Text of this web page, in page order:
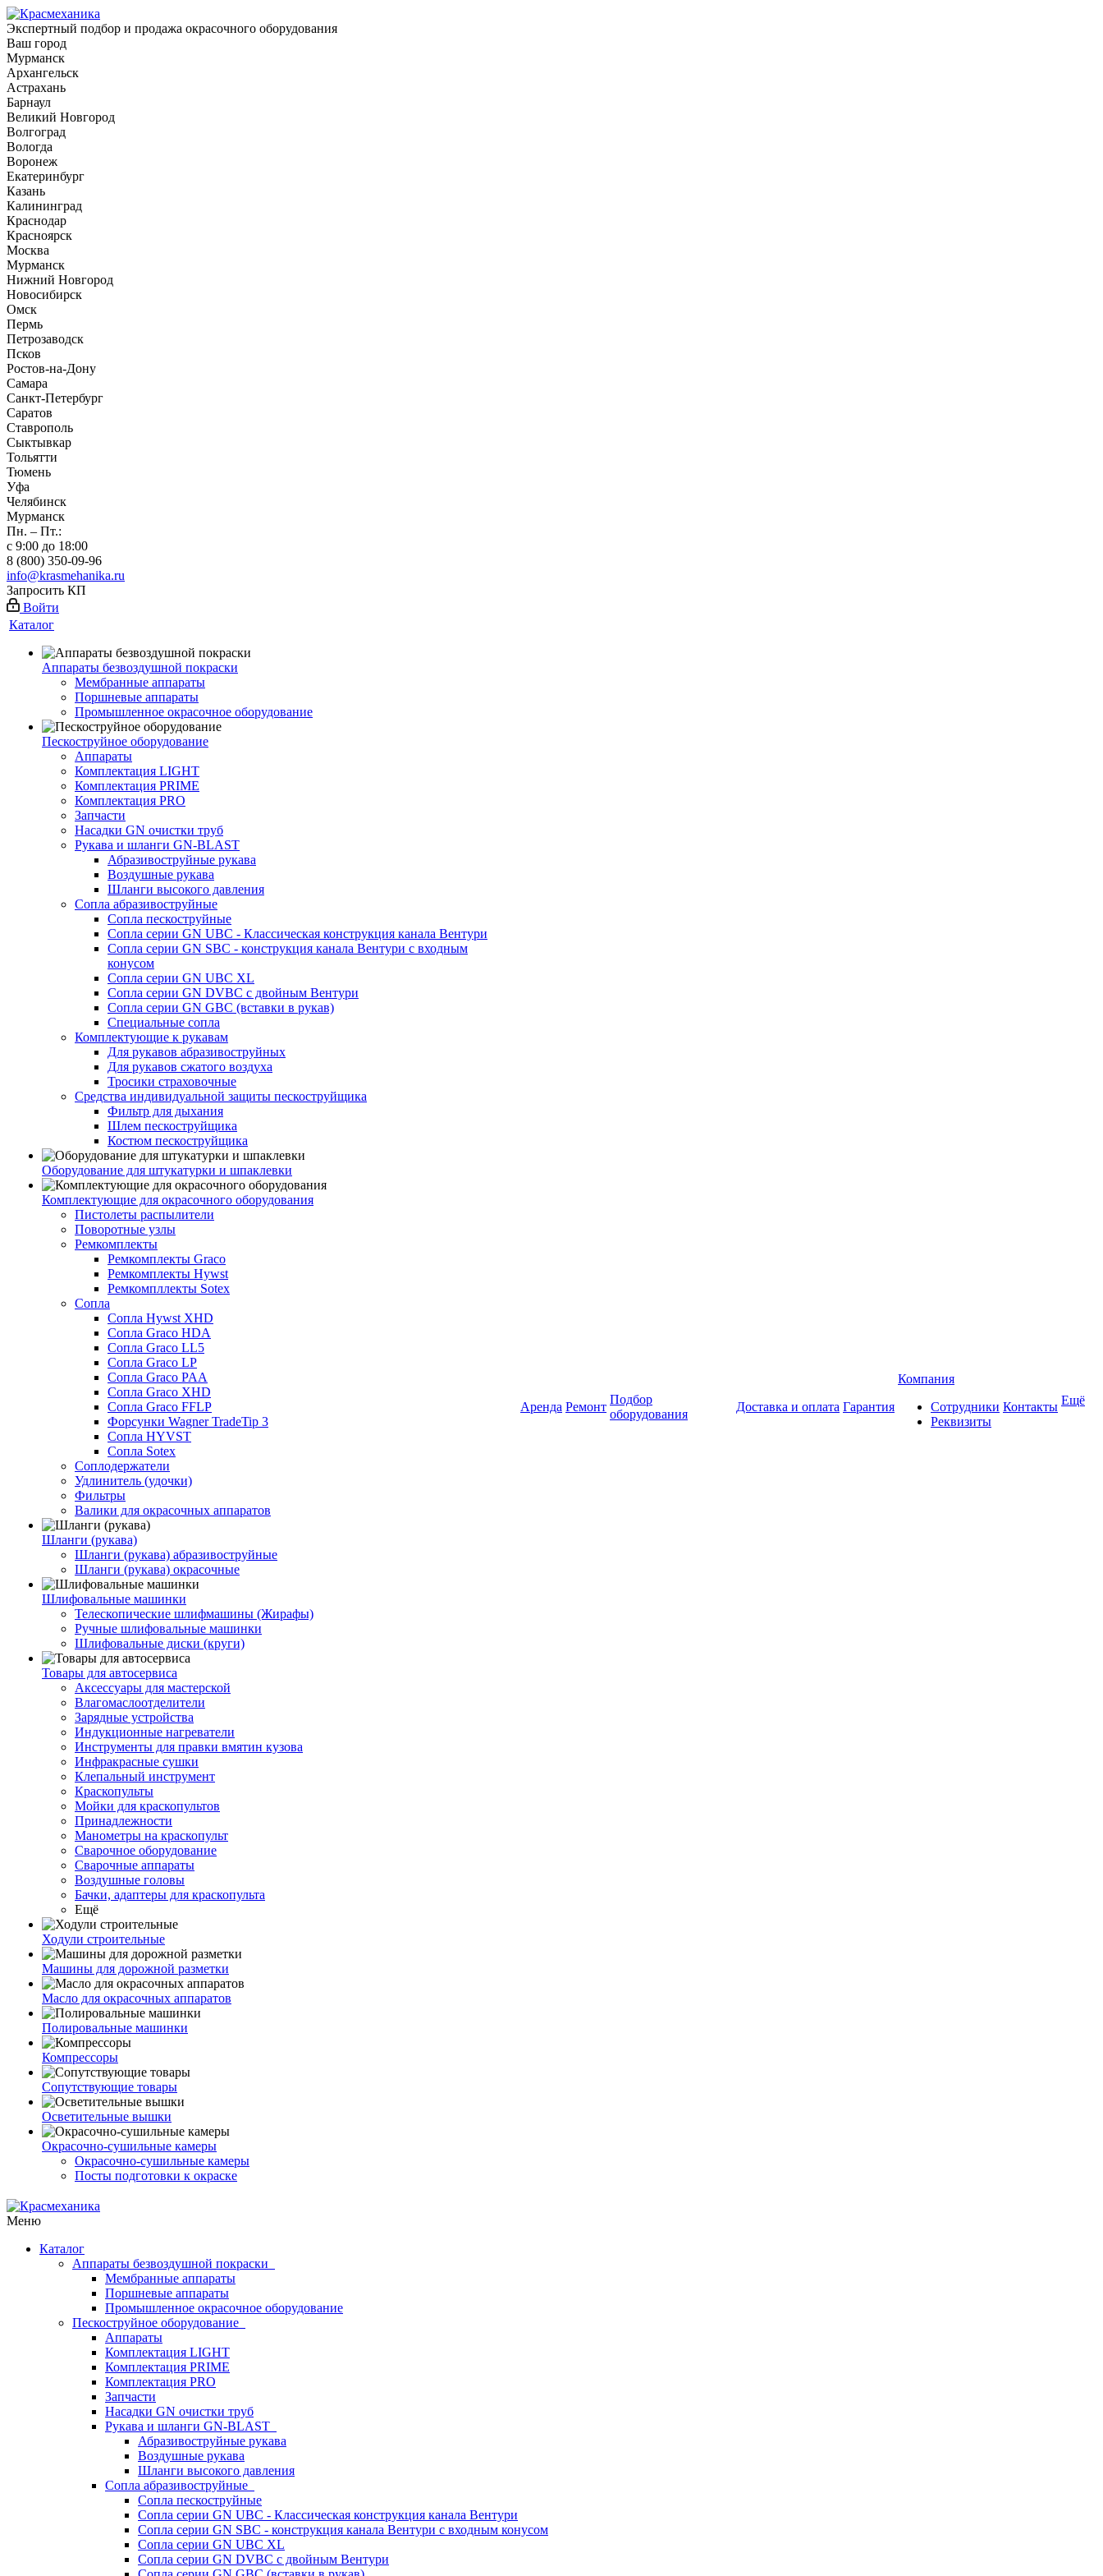
Экспертный подбор и продажа окрасочного оборудования
Ваш город
Мурманск
Архангельск
Астрахань
Барнаул
Великий Новгород
Волгоград
Вологда
Воронеж
Екатеринбург
Казань
Калининград
Краснодар
Красноярск
Москва
Мурманск
Нижний Новгород
Новосибирск
Омск
Пермь
Петрозаводск
Псков
Ростов-на-Дону
Самара
Санкт-Петербург
Саратов
Ставрополь
Сыктывкар
Тольятти
Тюмень
Уфа
Челябинск
Мурманск
Пн. – Пт.:
с 9:00 до 18:00
8 (800) 350-09-96
info@krasmehanika.ru
Запросить КП
Войти
Каталог
Аппараты безвоздушной покраски
Мембранные аппараты
Поршневые аппараты
Промышленное окрасочное оборудование
Пескоструйное оборудование
Аппараты
Комплектация LIGHT
Комплектация PRIME
Комплектация PRO
Запчасти
Насадки GN очистки труб
Рукава и шланги GN-BLAST
Абразивоструйные рукава
Воздушные рукава
Шланги высокого давления
Сопла абразивоструйные
Сопла пескоструйные
Сопла серии GN UBC - Классическая конструкция канала Вентури
Сопла серии GN SBC - конструкция канала Вентури c входным
конусом
Сопла серии GN UBC XL
Сопла серии GN DVBC с двойным Вентури
Сопла серии GN GBC (вставки в рукав)
Специальные сопла
Комплектующие к рукавам
Для рукавов абразивоструйных
Для рукавов сжатого воздуха
Тросики страховочные
Средства индивидуальной защиты пескоструйщика
Фильтр для дыхания
Шлем пескоструйщика
Костюм пескоструйщика
Оборудование для штукатурки и шпаклевки
Комплектующие для окрасочного оборудования
Пистолеты распылители
Поворотные узлы
Ремкомплекты
Ремкомплекты Graco
Ремкомплекты Hywst
Ремкомпллекты Sotex
Сопла
Сопла Hywst XHD
Сопла Graco HDA
Сопла Graco LL5
Сопла Graco LP
Сопла Graco PAA
Сопла Graco XHD
Сопла Graco FFLP
Форсунки Wagner TradeTip 3
Сопла HYVST
Сопла Sotex
Соплодержатели
Удлинитель (удочки)
Фильтры
Валики для окрасочных аппаратов
Шланги (рукава)
Шланги (рукава) абразивоструйные
Шланги (рукава) окрасочные
Шлифовальные машинки
Телескопические шлифмашины (Жирафы)
Ручные шлифовальные машинки
Шлифовальные диски (круги)
Товары для автосервиса
Аксессуары для мастерской
Влагомаслоотделители
Зарядные устройства
Индукционные нагреватели
Инструменты для правки вмятин кузова
Инфракрасные сушки
Клепальный инструмент
Краскопульты
Мойки для краскопультов
Принадлежности
Манометры на краскопульт
Сварочное оборудование
Сварочные аппараты
Воздушные головы
Бачки, адаптеры для краскопульта
Ещё
Ходули строительные
Машины для дорожной разметки
Масло для окрасочных аппаратов
Полировальные машинки
Компрессоры
Сопутствующие товары
Осветительные вышки
Окрасочно-сушильные камеры
Окрасочно-сушильные камеры
Посты подготовки к окраске
Аренда Ремонт
Подбор
оборудования
Доставка и оплата Гарантия
Компания
Сотрудники
Реквизиты
Контакты Ещё
Меню
Каталог
Аппараты безвоздушной покраски
Мембранные аппараты
Поршневые аппараты
Промышленное окрасочное оборудование
Пескоструйное оборудование
Аппараты
Комплектация LIGHT
Комплектация PRIME
Комплектация PRO
Запчасти
Насадки GN очистки труб
Рукава и шланги GN-BLAST
Абразивоструйные рукава
Воздушные рукава
Шланги высокого давления
Сопла абразивоструйные
Сопла пескоструйные
Сопла серии GN UBC - Классическая конструкция канала Вентури
Сопла серии GN SBC - конструкция канала Вентури c входным конусом
Сопла серии GN UBC XL
Сопла серии GN DVBC с двойным Вентури